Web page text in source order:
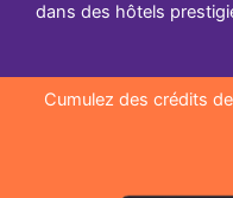
dans des hôtels
Cumulez des crédits